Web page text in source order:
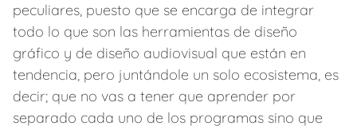
peculiares, puesto que se encarga de integrar
todo lo que son las herramientas de diseño
gráfico y de diseño audiovisual que están en
tendencia, pero juntándole un solo ecosistema, es
decir; que no vas a tener que aprender por
separado cada uno de los programas sino que